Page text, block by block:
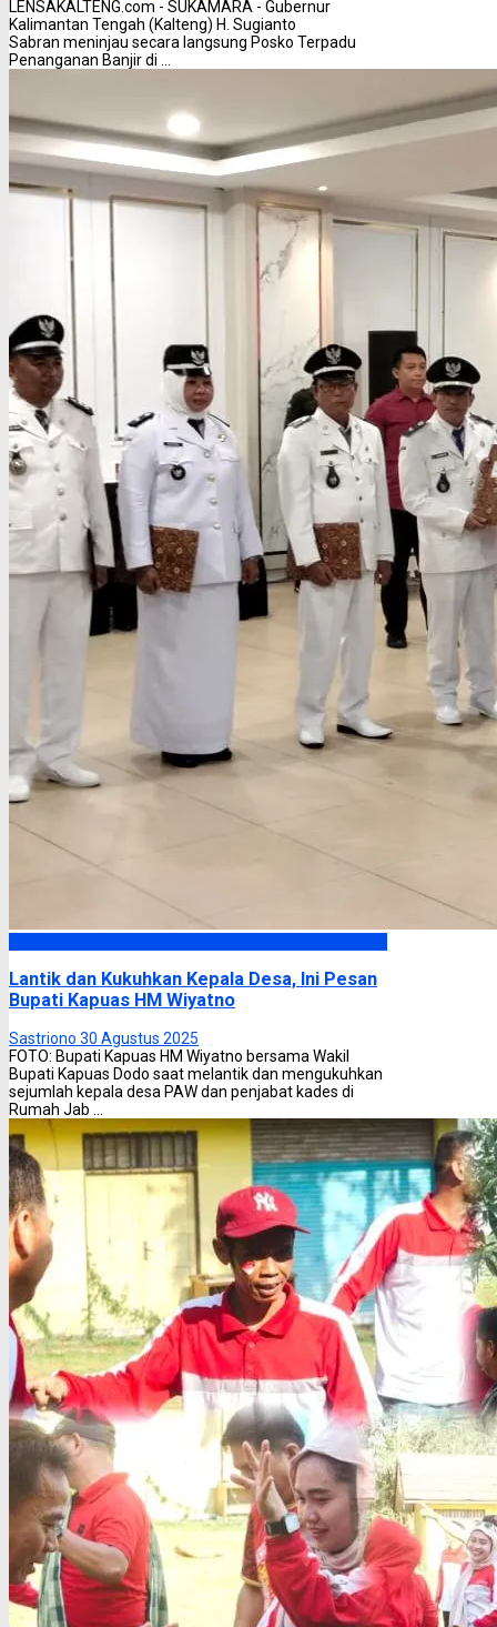
LENSAKALTENG.com - SUKAMARA - Gubernur
Kalimantan Tengah (Kalteng) H. Sugianto
Sabran meninjau secara langsung Posko Terpadu
Penanganan Banjir di ...
Lantik dan Kukuhkan Kepala Desa, Ini Pesan
Bupati Kapuas HM Wiyatno
Sastriono 30 Agustus 2025
FOTO: Bupati Kapuas HM Wiyatno bersama Wakil
Bupati Kapuas Dodo saat melantik dan mengukuhkan
sejumlah kepala desa PAW dan penjabat kades di
Rumah Jab ...